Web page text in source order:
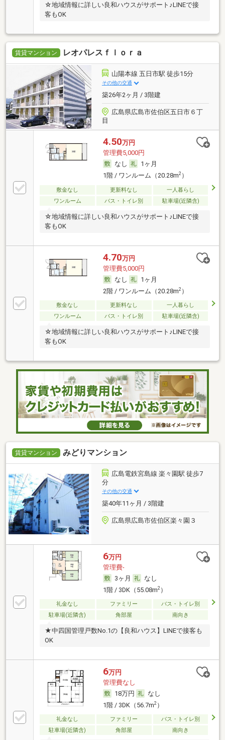
☆地域情報に詳しい良和ハウスがサポート♪LINEで接
客もOK
賃貸マンション レオパレスｆｌｏｒａ
山陽本線 五日市駅 徒歩15分
その他の交通
築26年2ヶ月 / 3階建
広島県広島市佐伯区五日市６丁
目
4.50万円
管理費5,000円
なし
1ヶ月
1階 / ワンルーム（20.28m2）
敷金なし 更新料なし
一人暮らし
ワンルーム
バス・トイレ別 駐車場(近隣含)
☆地域情報に詳しい良和ハウスがサポート♪LINEで接
客もOK
4.70万円
管理費5,000円
なし
1ヶ月
2階 / ワンルーム（20.28m2）
敷金なし 更新料なし
一人暮らし
ワンルーム
バス・トイレ別 駐車場(近隣含)
☆地域情報に詳しい良和ハウスがサポート♪LINEで接
客もOK
賃貸マンション みどりマンション
広島電鉄宮島線 楽々園駅 徒歩7
分
その他の交通
築40年11ヶ月 / 3階建
広島県広島市佐伯区楽々園３
6万円
管理費-
3ヶ月
なし
1階 / 3DK（55.08m2）
礼金なし ファミリー
バス・トイレ別
駐車場(近隣含)
角部屋 南向き
★中四国管理戸数No.1の【良和ハウス】LINEで接客も
OK
6万円
管理費なし
18万円
なし
1階 / 3DK（56.7m2）
礼金なし ファミリー
バス・トイレ別
駐車場(近隣含)
角部屋 南向き